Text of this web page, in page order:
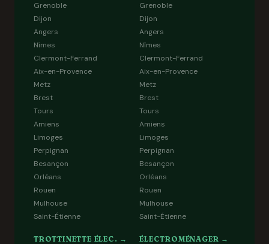
Grenoble
Dijon
Angers
Nîmes
Clermont-Ferrand
Aix-en-Provence
Metz
Brest
Tours
Amiens
Limoges
Perpignan
Besançon
Orléans
Rouen
Mulhouse
Saint-Étienne
Grenoble
Dijon
Angers
Nîmes
Clermont-Ferrand
Aix-en-Provence
Metz
Brest
Tours
Amiens
Limoges
Perpignan
Besançon
Orléans
Rouen
Mulhouse
Saint-Étienne
TROTTINETTE ÉLEC. → ÉLECTROMÉNAGER →